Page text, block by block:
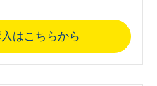
はこちらから